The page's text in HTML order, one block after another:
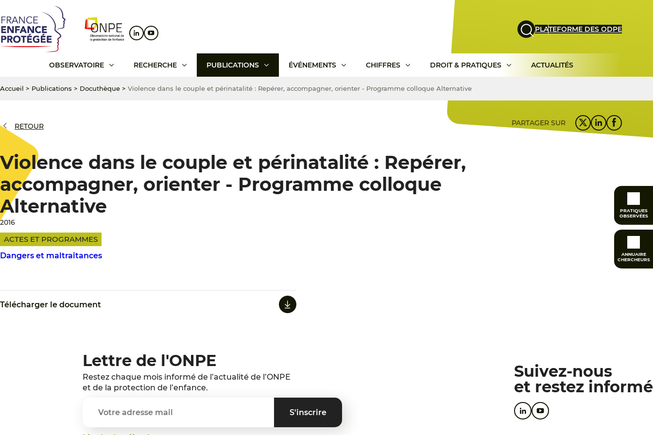
au
contenu
principal
au
menu
principal
au
pied
de
page
PLATEFORME DES ODPE
OBSERVATOIRE RECHERCHE PUBLICATIONS ÉVÉNEMENTS CHIFFRES DROIT & PRATIQUES ACTUALITÉS
PRATIQUES
OBSERVÉES
ANNUAIRE
CHERCHEURS
Accueil > Publications > Docuthèque > Violence dans le couple et périnatalité : Repérer, accompagner, orienter - Programme colloque Alternative
RETOUR PARTAGER SUR
Violence dans le couple et périnatalité : Repérer,
accompagner, orienter - Programme colloque
Alternative
2016
ACTES ET PROGRAMMES
Dangers et maltraitances
Télécharger le document
Lettre de l'ONPE
Restez chaque mois informé de l’actualité de l’ONPE
et de la protection de l’enfance.
Suivez-nous
et restez informé